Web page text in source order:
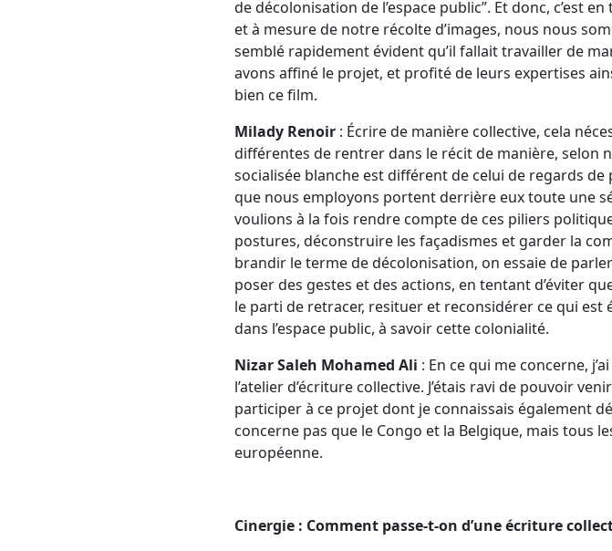
de décolonisation de l’espace public”. Et donc, c’est
et à mesure de notre récolte d’images, nous nous
semblé rapidement évident qu’il fallait travailler de
avons affiné le projet, et profité de leurs expertises
bien ce film.
Milady Renoir: Écrire de manière collective, cela
différentes de rentrer dans le récit de manière, selon
socialisée blanche est différent de celui de regards
que nous employons portent derrière eux toute une
voulions à la fois rendre compte de ces piliers
postures, déconstruire les façadismes et garder la
brandir le terme de décolonisation, on essaie de
poser des gestes et des actions, en tentant d’éviter
le parti de retracer, resituer et reconsidérer ce qui
dans l’espace public, à savoir cette colonialité.
Nizar Saleh Mohamed Ali : En ce qui me concerne,
l’atelier d’écriture collective. J’étais ravi de pouvoir
participer à ce projet dont je connaissais également
concerne pas que le Congo et la Belgique, mais tous
européenne.
Cinergie : Comment passe-t-on d’une écriture